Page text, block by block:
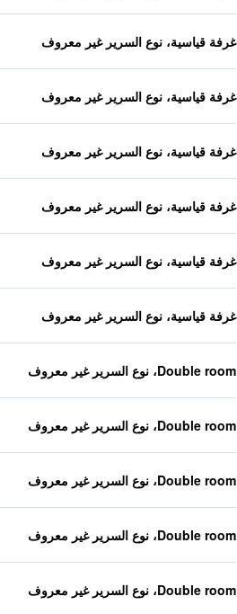
غرفة قياسية، نوع السرير غير معروف
غرفة قياسية، نوع السرير غير معروف
غرفة قياسية، نوع السرير غير معروف
غرفة قياسية، نوع السرير غير معروف
غرفة قياسية، نوع السرير غير معروف
غرفة قياسية، نوع السرير غير معروف
Double room، نوع السرير غير معروف
Double room، نوع السرير غير معروف
Double room، نوع السرير غير معروف
Double room، نوع السرير غير معروف
Double room، نوع السرير غير معروف